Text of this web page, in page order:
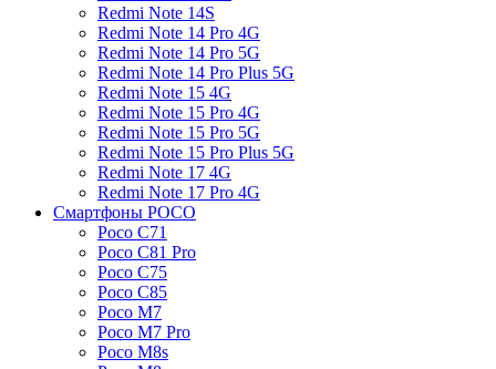
Redmi Note 14S
Redmi Note 14 Pro 4G
Redmi Note 14 Pro 5G
Redmi Note 14 Pro Plus 5G
Redmi Note 15 4G
Redmi Note 15 Pro 4G
Redmi Note 15 Pro 5G
Redmi Note 15 Pro Plus 5G
Redmi Note 17 4G
Redmi Note 17 Pro 4G
Смартфоны POCO
Poco C71
Poco C81 Pro
Poco C75
Poco C85
Poco M7
Poco M7 Pro
Poco M8s